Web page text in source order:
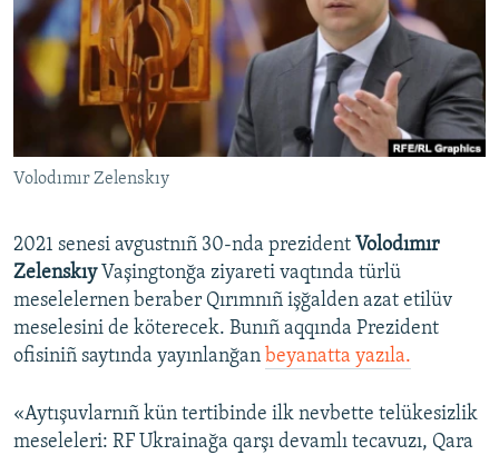
Русский
Українською
RFE/RS bütün saytları
Volodımır Zelenskıy
2021 senesi avgustnıñ 30-nda prezident Volodımır
Zelenskıy Vaşingtonğa ziyareti vaqtında türlü
meselelernen beraber Qırımnıñ işğalden azat etilüv
meselesini de köterecek. Bunıñ aqqında Prezident
ofisiniñ saytında yayınlanğan beyanatta yazıla.
«Aytışuvlarnıñ kün tertibinde ilk nevbette telükesizlik
meseleleri: RF Ukrainağa qarşı devamlı tecavuzı, Qara